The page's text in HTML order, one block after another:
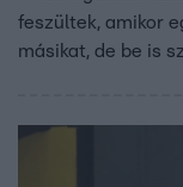
feszültek, amikor
másikat, de be is